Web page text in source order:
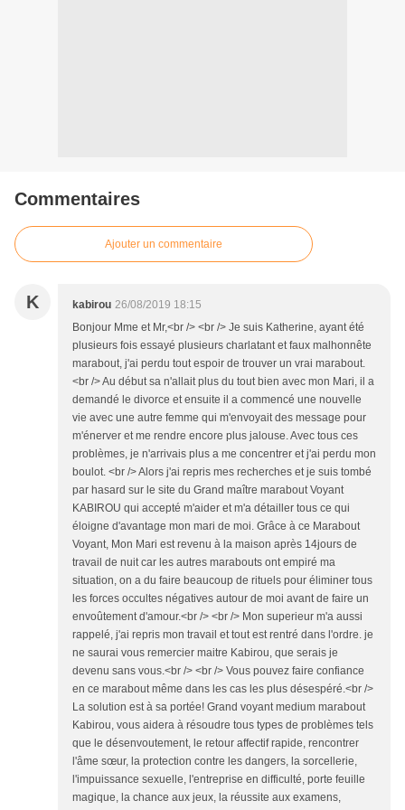
Commentaires
Ajouter un commentaire
K kabirou 26/08/2019 18:15
Bonjour Mme et Mr,<br /> <br /> Je suis Katherine, ayant été
plusieurs fois essayé plusieurs charlatant et faux malhonnête
marabout, j'ai perdu tout espoir de trouver un vrai marabout.
<br /> Au début sa n'allait plus du tout bien avec mon Mari, il a
demandé le divorce et ensuite il a commencé une nouvelle
vie avec une autre femme qui m'envoyait des message pour
m'énerver et me rendre encore plus jalouse. Avec tous ces
problèmes, je n'arrivais plus a me concentrer et j'ai perdu mon
boulot. <br /> Alors j'ai repris mes recherches et je suis tombé
par hasard sur le site du Grand maître marabout Voyant
KABIROU qui accepté m'aider et m'a détailler tous ce qui
éloigne d'avantage mon mari de moi. Grâce à ce Marabout
Voyant, Mon Mari est revenu à la maison après 14jours de
travail de nuit car les autres marabouts ont empiré ma
situation, on a du faire beaucoup de rituels pour éliminer tous
les forces occultes négatives autour de moi avant de faire un
envoûtement d'amour.<br /> <br /> Mon superieur m'a aussi
rappelé, j'ai repris mon travail et tout est rentré dans l'ordre. je
ne saurai vous remercier maitre Kabirou, que serais je
devenu sans vous.<br /> <br /> Vous pouvez faire confiance
en ce marabout même dans les cas les plus désespéré.<br />
La solution est à sa portée! Grand voyant medium marabout
Kabirou, vous aidera à résoudre tous types de problèmes tels
que le désenvoutement, le retour affectif rapide, rencontrer
l'âme sœur, la protection contre les dangers, la sorcellerie,
l'impuissance sexuelle, l'entreprise en difficulté, porte feuille
magique, la chance aux jeux, la réussite aux examens,